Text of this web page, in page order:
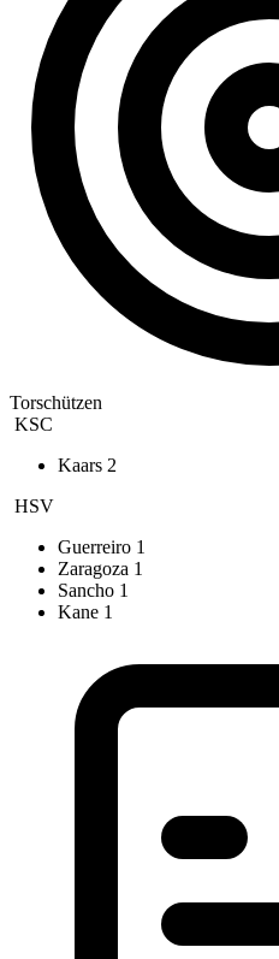
Torschützen
KSC
Kaars 2
HSV
Guerreiro 1
Zaragoza 1
Sancho 1
Kane 1